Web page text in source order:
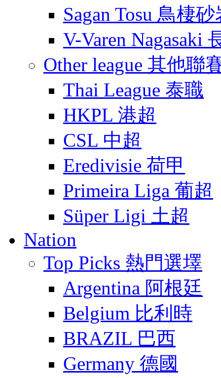
Sagan Tosu 鳥棲砂
V-Varen Nagasaki
Other league 其他聯
Thai League 泰職
HKPL 港超
CSL 中超
Eredivisie 荷甲
Primeira Liga 葡超
Süper Ligi 土超
Nation
Top Picks 熱門選墿
Argentina 阿根廷
Belgium 比利時
BRAZIL 巴西
Germany 德國